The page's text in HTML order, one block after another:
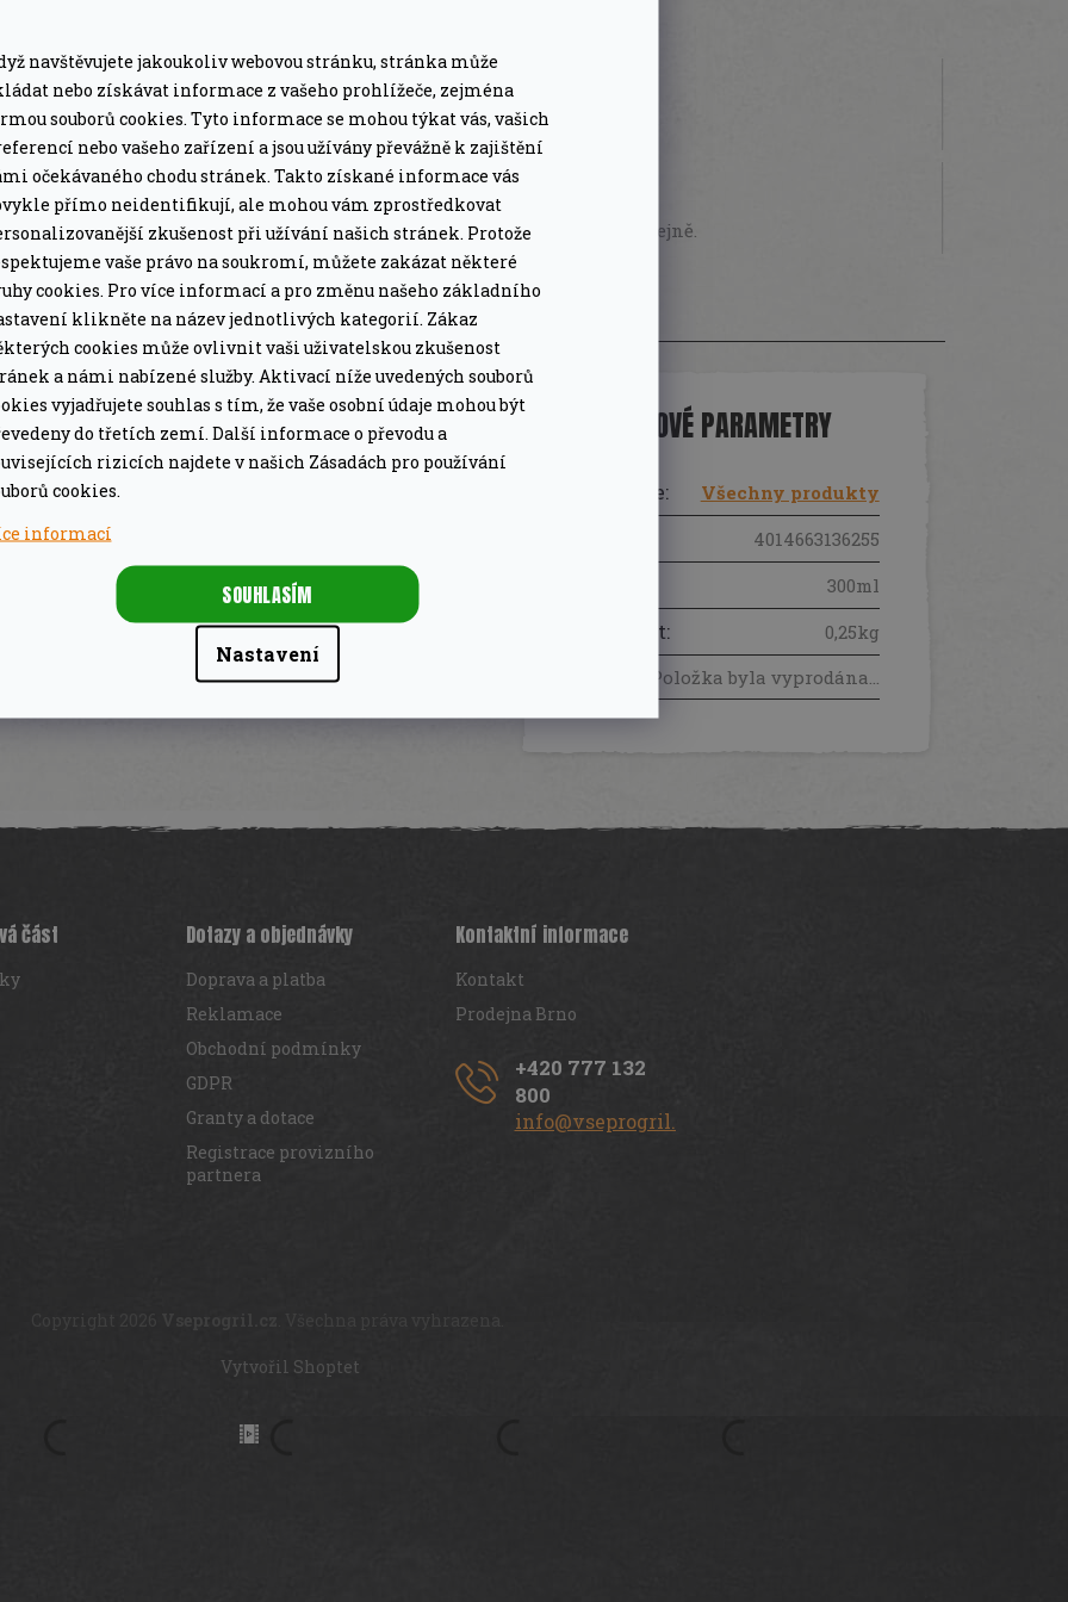
navštěvujete jakoukoliv webovou stránku, stránka může
nebo získávat informace z vašeho prohlížeče, zejména
souborů cookies. Tyto informace se mohou týkat vás, vašich
nebo vašeho zařízení a jsou užívány převážně k zajištění
očekávaného chodu stránek. Takto získané informace vás
přímo neidentifikují, ale mohou vám zprostředkovat
zkušenost při užívání našich stránek. Protože
vaše právo na soukromí, můžete zakázat některé
cookies. Pro více informací a pro změnu našeho základního
klikněte na název jednotlivých kategorií. Zákaz
cookies může ovlivnit vaši uživatelskou zkušenost
a námi nabízené služby. Aktivací níže uvedených souborů
vyjadřujete souhlas s tím, že vaše osobní údaje mohou být
do třetích zemí. Další informace o převodu a
rizicích najdete v našich Zásadách pro používání
cookies.
informací
Nastavení
SOUHLASÍM
pro grily nad 15 tis. Kč.
MÁTE DOPRAVU ZDARMA
Při objednávce nad 2 000 Kč
nákup jako dárek
PROFESIONÁLNÍ PORADENSTVÍ
Poradíme online i osobně na prodejně.
zapalovačů. Obsah 300ml
DOPLŇKOVÉ PARAMETRY
Kategorie: Všechny produkty
4014663136255
300ml
Hmotnost:
0,25kg
Položka byla vyprodána…
část Dotazy a objednávky
Doprava a platba
Reklamace
Obchodní podmínky
GDPR
Granty a dotace
Registrace provizního
partnera
Kontaktní informace
Kontakt
Prodejna Brno
+420 777 132
800
info@vseprogril.cz
Vytvořil Shoptet